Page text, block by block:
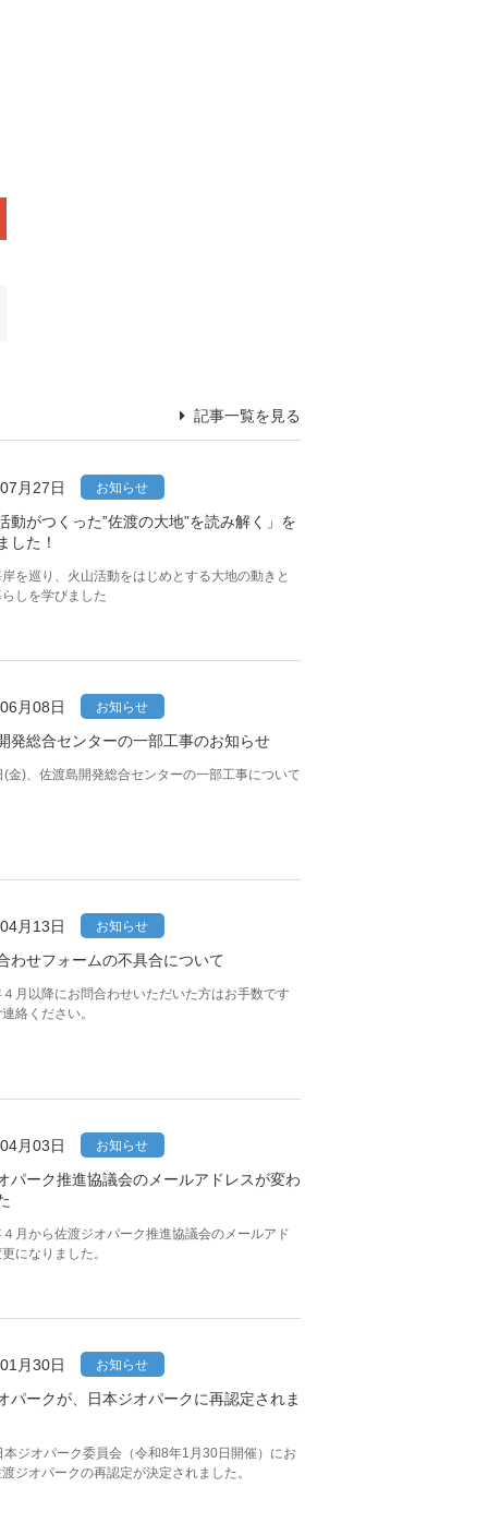
記事一覧を見る
月27日 お知らせ
動がつくった”佐渡の大地”を読み解く」を
した！
を巡り、火山活動をはじめとする大地の動きと
しを学びました
月08日 お知らせ
発総合センターの一部工事のお知らせ
(金)、佐渡島開発総合センターの一部工事について
月13日 お知らせ
わせフォームの不具合について
月以降にお問合わせいただいた方はお手数です
絡ください。
月03日 お知らせ
パーク推進協議会のメールアドレスが変わ
月から佐渡ジオパーク推進協議会のメールアド
になりました。
月30日 お知らせ
パークが、日本ジオパークに再認定されま
本ジオパーク委員会（令和8年1月30日開催）にお
ジオパークの再認定が決定されました。